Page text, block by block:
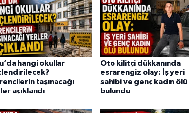
hangi okullar
taşınacağı
açıklandı
Oto kilitçi dükkanında
esrarengiz olay: İş yeri
sahibi ve genç kadın ölü
bulundu